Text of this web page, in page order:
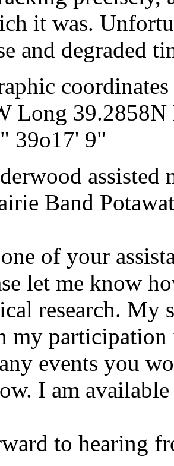
it was.
and degraded
coordinates
Long 39.2858N
39o17' 9"
assisted
Band
of your
let me know
research. My
my
events you
I am
to hearing